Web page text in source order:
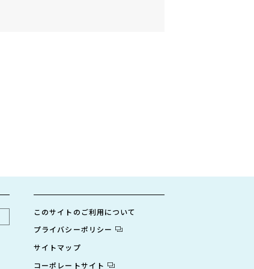
このサイトのご利用について
プライバシーポリシー
サイトマップ
コーポレートサイト